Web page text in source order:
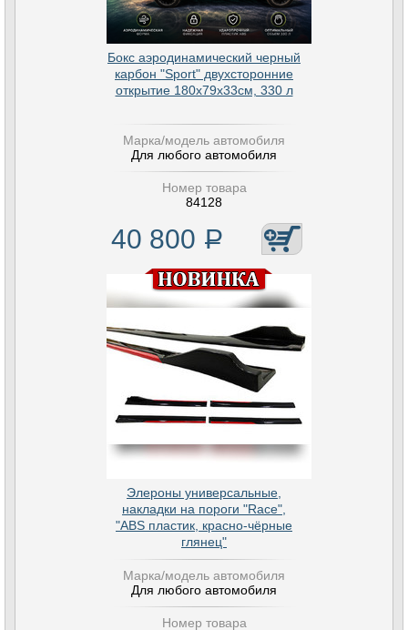
Бокс аэродинамический черный
карбон "Sport" двухсторонние
открытие 180х79х33см, 330 л
Марка/модель автомобиля
Для любого автомобиля
Номер товара
84128
40 800 Р
Элероны универсальные,
накладки на пороги "Race",
"ABS пластик, красно-чёрные
глянец"
Марка/модель автомобиля
Для любого автомобиля
Номер товара